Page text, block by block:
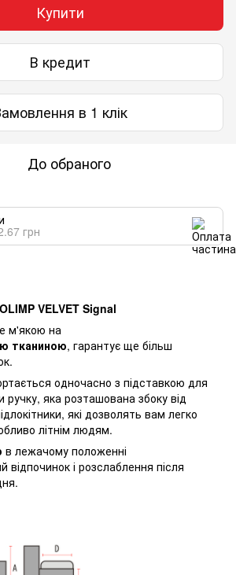
Купити
В кредит
в 1 клік
До обраного
грн
VELVET Signal
м'якою на
тканиною, гарантує ще більш
одночасно з підставкою для
ручку, яка розташована збоку від
які дозволять вам легко
літнім людям.
в лежачому положенні
і розслаблення після